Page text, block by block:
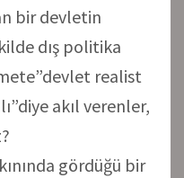
bir devletin
dış politika
realist
akıl verenler,
gördüğü bir